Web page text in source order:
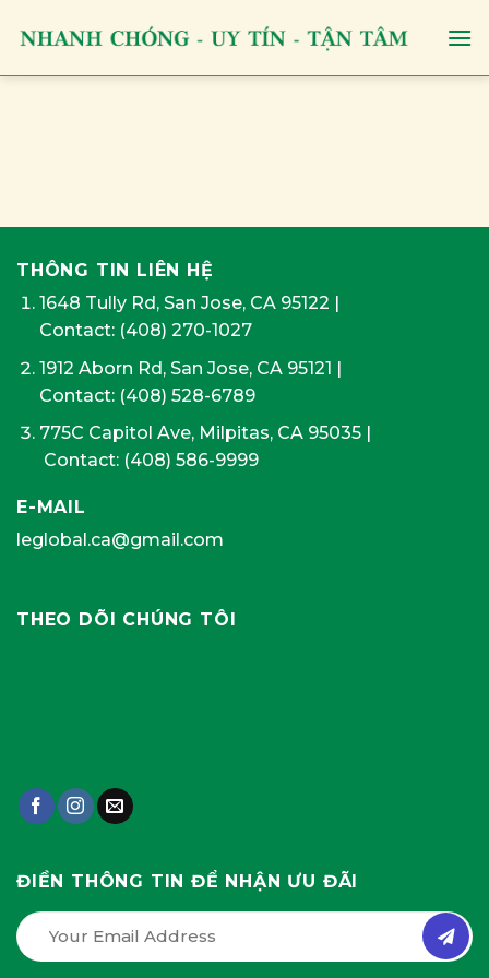
THÔNG TIN LIÊN HỆ
1648 Tully Rd, San Jose, CA 95122 |
Contact: (408) 270-1027
1912 Aborn Rd, San Jose, CA 95121 |
Contact: (408) 528-6789
775C Capitol Ave, Milpitas, CA 95035|
Contact: (408) 586-9999
E-MAIL
leglobal.ca@gmail.com
THEO DÕI CHÚNG TÔI
ĐIỀN THÔNG TIN ĐỂ NHẬN ƯU ĐÃI